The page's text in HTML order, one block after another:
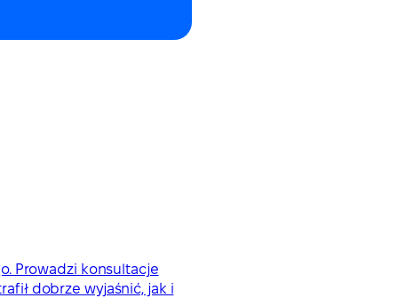
Prowadzi konsultacje
dobrze wyjaśnić, jak i